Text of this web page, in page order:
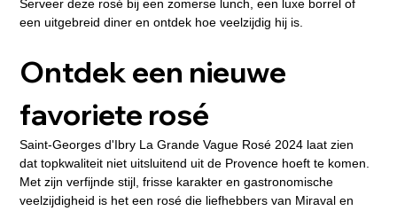
Serveer deze rosé bij een zomerse lunch, een luxe borrel of
een uitgebreid diner en ontdek hoe veelzijdig hij is.
Ontdek een nieuwe
favoriete rosé
Saint-Georges d'Ibry La Grande Vague Rosé 2024 laat zien
dat topkwaliteit niet uitsluitend uit de Provence hoeft te komen.
Met zijn verfijnde stijl, frisse karakter en gastronomische
veelzijdigheid is het een rosé die liefhebbers van Miraval en